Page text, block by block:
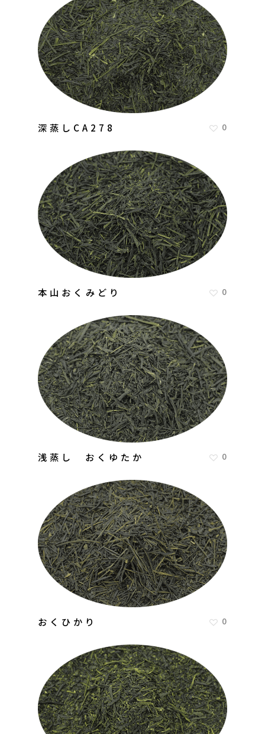
深蒸しCA278 0
本山おくみどり 0
浅蒸し おくゆたか 0
おくひかり 0